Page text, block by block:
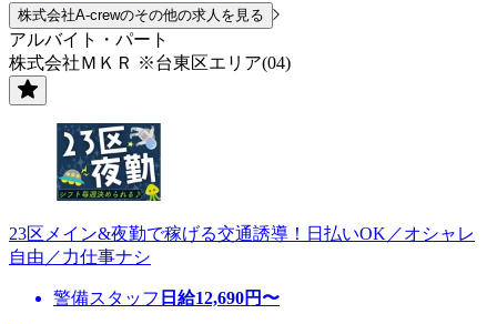
株式会社A-crewのその他の求人を見る
アルバイト・パート
株式会社ＭＫＲ ※台東区エリア(04)
23区メイン&夜勤で稼げる交通誘導！日払いOK／オシャレ
自由／力仕事ナシ
警備スタッフ 日給12,690円〜